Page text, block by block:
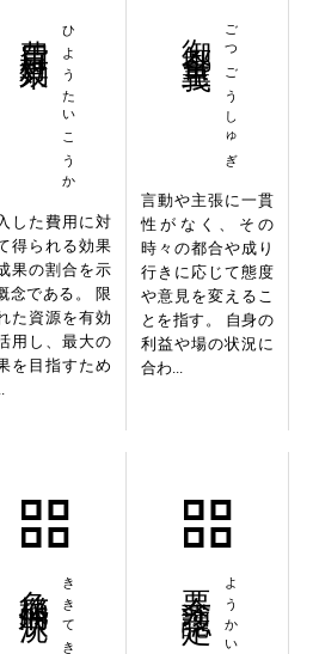
ひようたいこうか
した費用に対
得られる効果
果の割合を示
念である。 限
た資源を有効
用し、最大の
を目指すため
ごつごうしゅぎ
言動や主張に一貫
性がなく、その
時々の都合や成り
行きに応じて態度
や意見を変えるこ
とを指す。 自身の
利益や場の状況に
合わ...